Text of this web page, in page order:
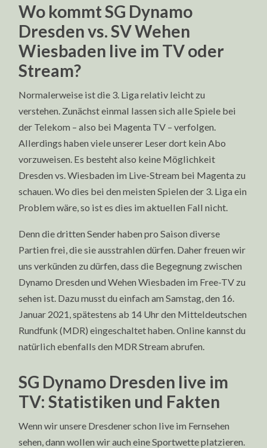
Wo kommt SG Dynamo
Dresden vs. SV Wehen
Wiesbaden live im TV oder
Stream?
Normalerweise ist die 3. Liga relativ leicht zu
verstehen. Zunächst einmal lassen sich alle Spiele bei
der Telekom – also bei Magenta TV – verfolgen.
Allerdings haben viele unserer Leser dort kein Abo
vorzuweisen. Es besteht also keine Möglichkeit
Dresden vs. Wiesbaden im Live-Stream bei Magenta zu
schauen. Wo dies bei den meisten Spielen der 3. Liga ein
Problem wäre, so ist es dies im aktuellen Fall nicht.
Denn die dritten Sender haben pro Saison diverse
Partien frei, die sie ausstrahlen dürfen. Daher freuen wir
uns verkünden zu dürfen, dass die Begegnung zwischen
Dynamo Dresden und Wehen Wiesbaden im Free-TV zu
sehen ist. Dazu musst du einfach am Samstag, den 16.
Januar 2021, spätestens ab 14 Uhr den Mitteldeutschen
Rundfunk (MDR) eingeschaltet haben. Online kannst du
natürlich ebenfalls den MDR Stream abrufen.
SG Dynamo Dresden live im
TV: Statistiken und Fakten
Wenn wir unsere Dresdener schon live im Fernsehen
sehen, dann wollen wir auch eine Sportwette platzieren.